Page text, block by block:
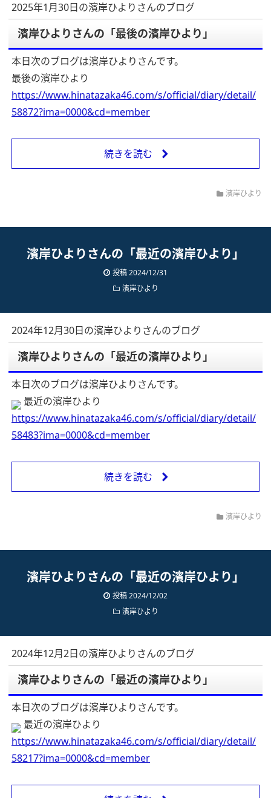
2025年1月30日の濱岸ひよりさんのブログ
濱岸ひよりさんの「最後の濱岸ひより」
本日次のブログは濱岸ひよりさんです。
最後の濱岸ひより
https://www.hinatazaka46.com/s/official/diary/detail/
58872?ima=0000&cd=member
続きを読む
濱岸ひより
濱岸ひよりさんの「最近の濱岸ひより」
投稿 2024/12/31
濱岸ひより
2024年12月30日の濱岸ひよりさんのブログ
濱岸ひよりさんの「最近の濱岸ひより」
本日次のブログは濱岸ひよりさんです。
最近の濱岸ひより
https://www.hinatazaka46.com/s/official/diary/detail/
58483?ima=0000&cd=member
続きを読む
濱岸ひより
濱岸ひよりさんの「最近の濱岸ひより」
投稿 2024/12/02
濱岸ひより
2024年12月2日の濱岸ひよりさんのブログ
濱岸ひよりさんの「最近の濱岸ひより」
本日次のブログは濱岸ひよりさんです。
最近の濱岸ひより
https://www.hinatazaka46.com/s/official/diary/detail/
58217?ima=0000&cd=member